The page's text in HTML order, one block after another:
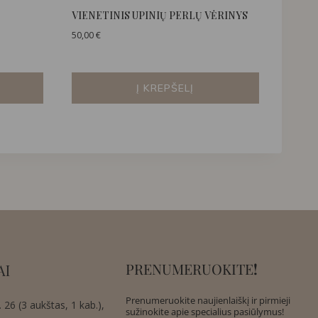
VIENETINIS UPINIŲ PERLŲ VĖRINYS
50,00€
Į KREPŠELĮ
26 (3 aukštas, 1 kab.),
PRENUMERUOKITE!
Prenumeruokite naujienlaiškį ir pirmieji
sužinokite apie specialius pasiūlymus!